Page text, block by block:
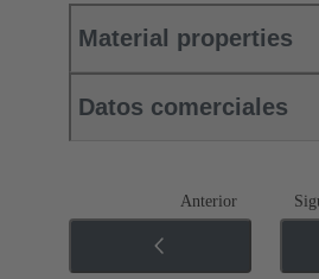
Material properties
Datos comerciales
Anterior